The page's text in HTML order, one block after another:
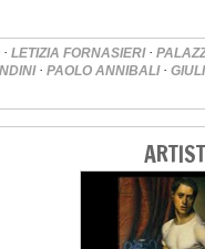
· LETIZIA FORNASIERI ·
· PAOLO ANNIBALI ·